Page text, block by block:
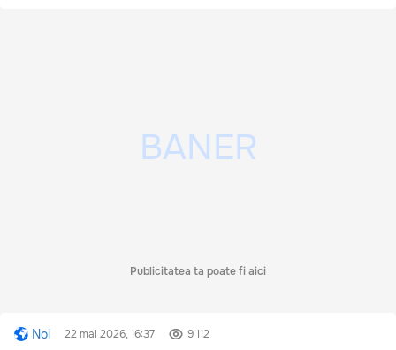
Publicitatea ta poate fi aici
Noi 22 mai 2026, 16:37 9 112